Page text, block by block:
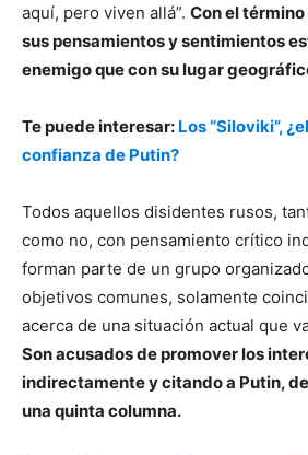
aquí, pero viven allá”. Con el
sus pensamientos y sentimientos
enemigo que con su lugar
Te puede interesar: Los “Siloviki”,
confianza de Putin?
Todos aquellos disidentes rusos,
como no, con pensamiento crítico
forman parte de un grupo
objetivos comunes, solamente
acerca de una situación actual que
Son acusados de promover los
indirectamente y citando a Putin,
una quinta columna.